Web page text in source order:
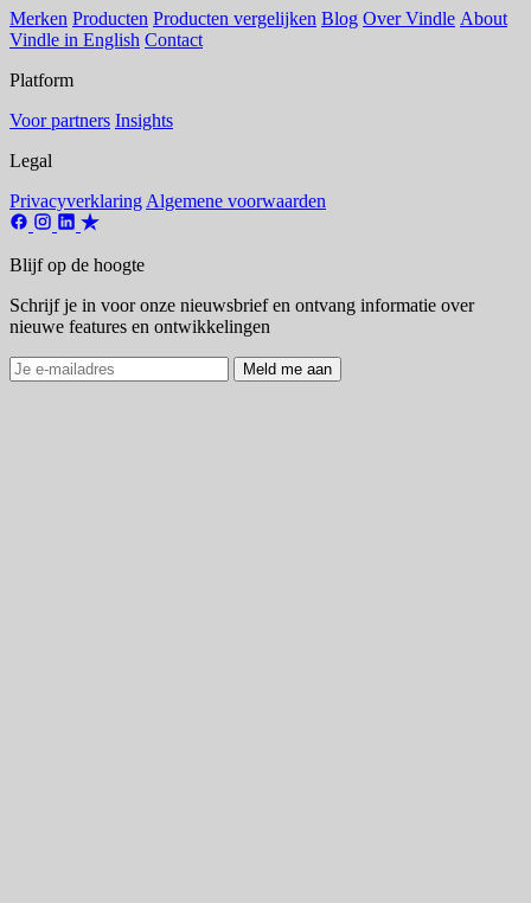
Merken Producten Producten vergelijken Blog Over Vindle About
Vindle in English Contact
Platform
Voor partners Insights
Legal
Privacyverklaring Algemene voorwaarden
Blijf op de hoogte
Schrijf je in voor onze nieuwsbrief en ontvang informatie over
nieuwe features en ontwikkelingen
Meld me aan